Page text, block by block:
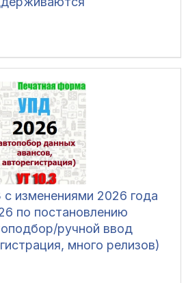
изменениями 2026 года
по постановлению
ручной ввод
много релизов)